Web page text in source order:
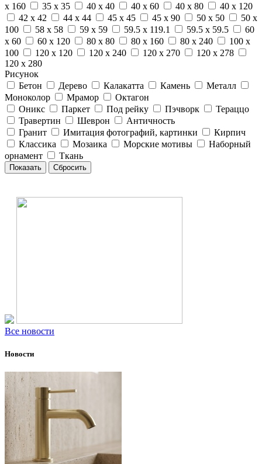
x 160
35 x 35 40 x 40 40 x 60 40 x 80
40 x 120
42 x 42
44 x 44 45 x 45 45 x 90 50 x 50
50 x
100
58 x 58 59 x 59 59.5 x 119.1 59.5 x 59.5
60
x 60
60 x 120 80 x 80 80 x 160 80 x 240
100 x
100
120 x 120 120 x 240 120 x 270
120 x 278
120 x 280
Рисунок
Бетон
Дерево Калакатта Камень
Металл
Моноколор
Мрамор
Октагон
Оникс
Паркет Под рейку Пэчворк
Тераццо
Травертин
Шеврон
Античность
Гранит
Имитация фотографий, картинки
Кирпич
Классика
Мозаика Морские мотивы
Наборный
орнамент
Ткань
Все новости
Новости